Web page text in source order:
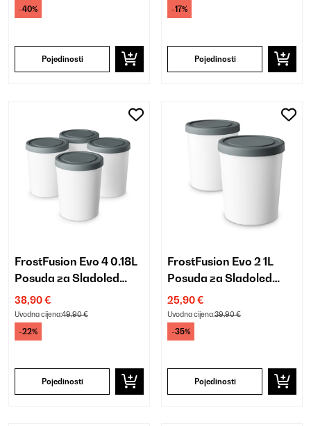
-40%
Pojedinosti
-17%
Pojedinosti
FrostFusion Evo 4 0.18L
Posuda za Sladoled
Bijela
38,90 €
Uvodna cijena:49,90 €
-22%
Pojedinosti
FrostFusion Evo 2 1L
Posuda za Sladoled
Bijela
25,90 €
Uvodna cijena:39,90 €
-35%
Pojedinosti